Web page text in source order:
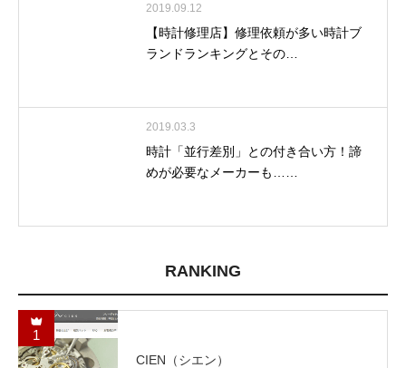
2019.09.12
【時計修理店】修理依頼が多い時計ブ
ランドランキングとその…
2019.03.3
時計「並行差別」との付き合い方！諦
めが必要なメーカーも……
RANKING
1
CIEN（シエン）